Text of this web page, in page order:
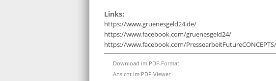
Links:
https://www.gruenesgeld24.de/
https://www.facebook.com/gruenesgeld24/
https://www.facebook.com/PressearbeitFutureCONCEPTS/
Download im PDF-Format
Ansicht im PDF-Viewer